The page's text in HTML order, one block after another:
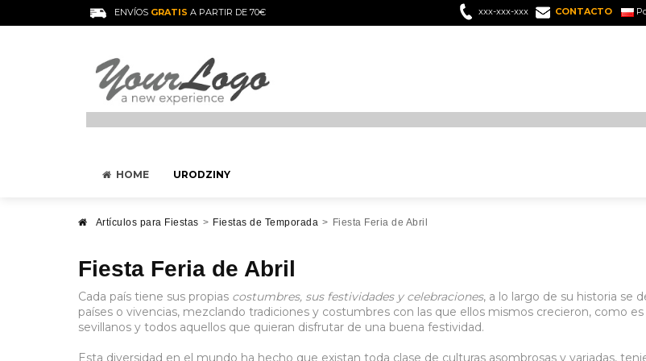
ENVÍOS GRATIS A PARTIR DE 70€ xxx-xxx-xxx CONTACTO
HOME URODZINY
Artículos para Fiestas > Fiestas de Temporada > Fiesta Feria de Abril
Fiesta Feria de Abril
Cada país tiene sus propias costumbres, sus festividades y celebraciones, a lo largo de su historia se
países o vivencias, mezclando tradiciones y costumbres con las que ellos mismos crecieron, como
sevillanos y todos aquellos que quieran disfrutar de una buena festividad.
Esta diversidad en el mundo ha hecho que existan toda clase de culturas asombrosas y variadas,